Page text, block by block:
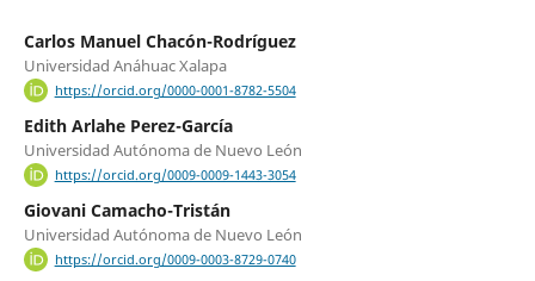
Carlos Manuel Chacón-Rodríguez
Universidad Anáhuac Xalapa
https://orcid.org/0000-0001-8782-5504
Edith Arlahe Perez-García
Universidad Autónoma de Nuevo León
https://orcid.org/0009-0009-1443-3054
Giovani Camacho-Tristán
Universidad Autónoma de Nuevo León
https://orcid.org/0009-0003-8729-0740